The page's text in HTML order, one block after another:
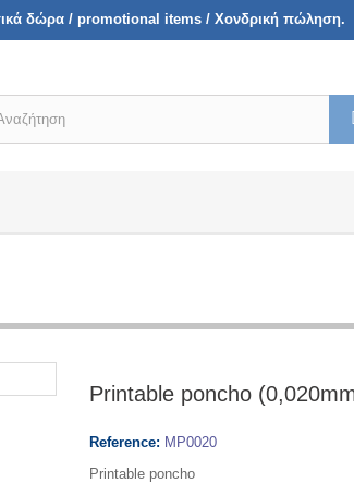
δώρα / promotional items / Χονδρική πώληση.
Printable poncho
Reference: MP0020
Printable poncho